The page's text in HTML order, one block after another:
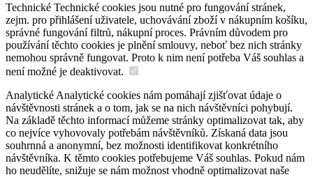
Technické Technické cookies jsou nutné pro fungování stránek,
zejm. pro přihlášení uživatele, uchovávání zboží v nákupním košíku,
správné fungování filtrů, nákupní proces. Právním důvodem pro
používání těchto cookies je plnění smlouvy, neboť bez nich stránky
nemohou správně fungovat. Proto k nim není potřeba Váš souhlas a
není možné je deaktivovat.
Analytické Analytické cookies nám pomáhají zjišťovat údaje o
návštěvnosti stránek a o tom, jak se na nich návštěvníci pohybují.
Na základě těchto informací můžeme stránky optimalizovat tak, aby
co nejvíce vyhovovaly potřebám návštěvníků. Získaná data jsou
souhrnná a anonymní, bez možnosti identifikovat konkrétního
návštěvníka. K těmto cookies potřebujeme Váš souhlas. Pokud nám
ho neudělíte, snižuje se nám možnost vhodně optimalizovat naše